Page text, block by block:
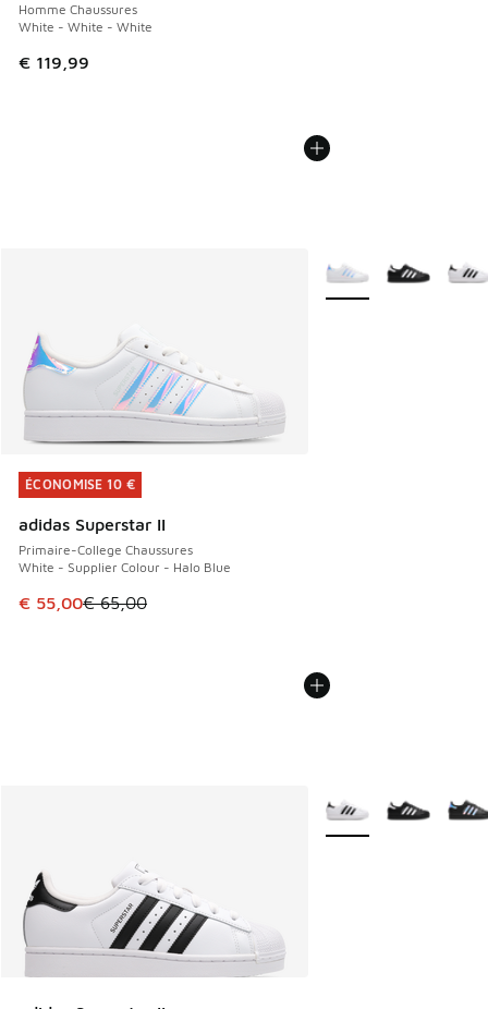
Homme Chaussures
White - White - White
€ 119,99
ÉCONOMISE 10 €
adidas Superstar II
Primaire-College Chaussures
White - Supplier Colour - Halo Blue
Cet article est en promotion. Prix en baisse de € 65,00 à
€ 55,00€ 65,00
ÉCONOMISE 10 €
Plus de couleurs
Plus de couleurs